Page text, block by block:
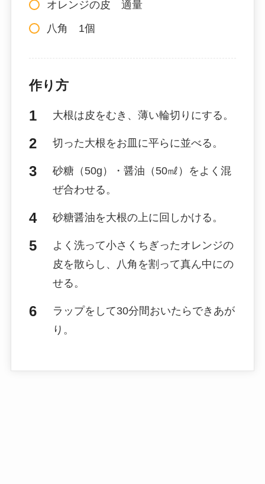
オレンジの皮 適量
八角 1個
作り方
大根は皮をむき、薄い輪切りにする。
切った大根をお皿に平らに並べる。
砂糖（50g）・醤油（50㎖）をよく混
ぜ合わせる。
砂糖醤油を大根の上に回しかける。
よく洗って小さくちぎったオレンジの
皮を散らし、八角を割って真ん中にの
せる。
ラップをして30分間おいたらできあが
り。